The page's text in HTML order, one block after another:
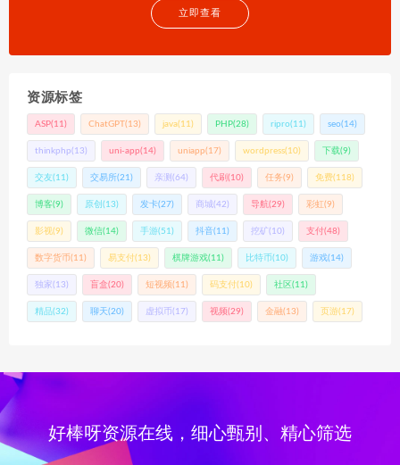
立即查看
资源标签
ASP(11) ChatGPT(13) java(11) PHP(28) ripro(11) seo(14)
thinkphp(13) uni-app(14) uniapp(17) wordpress(10) 下载(9)
交友(11) 交易所(21) 亲测 (64) 代刷 (10) 任务(9) 免费(118)
博客(9) 原创 (13) 发卡(27) 商城(42) 导航(29) 彩虹(9)
影视(9) 微信(14) 手游(51) 抖音(11) 挖矿(10) 支付(48)
数字货币(11) 易支付(13) 棋牌游戏(11) 比特币(10) 游戏(14)
独家(13) 盲盒(20) 短视频(11) 码支付(10) 社区(11)
精品(32) 聊天(20) 虚拟币(17) 视频(29) 金融(13) 页游(17)
好棒呀资源在线，细心甄别、精心筛选